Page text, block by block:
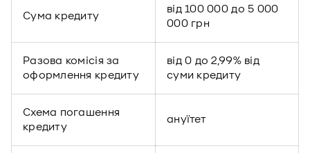
Сума кредиту
від 100 000 до 5 000
000 грн
Разова комісія за
оформлення кредиту
від 0 до 2,99% від
суми кредиту
Схема погашення
кредиту
ануїтет